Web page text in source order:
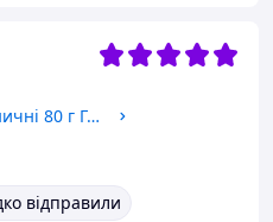
Гренки Jokers житньо-пшеничні 80 г Гриби
відправили